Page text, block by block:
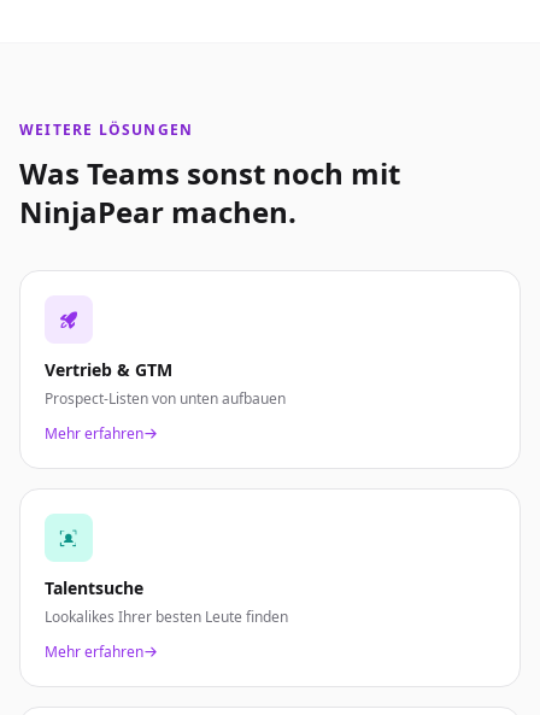
WEITERE LÖSUNGEN
Was Teams sonst noch mit
NinjaPear machen.
Vertrieb & GTM
Prospect-Listen von unten aufbauen
Mehr erfahren
Talentsuche
Lookalikes Ihrer besten Leute finden
Mehr erfahren